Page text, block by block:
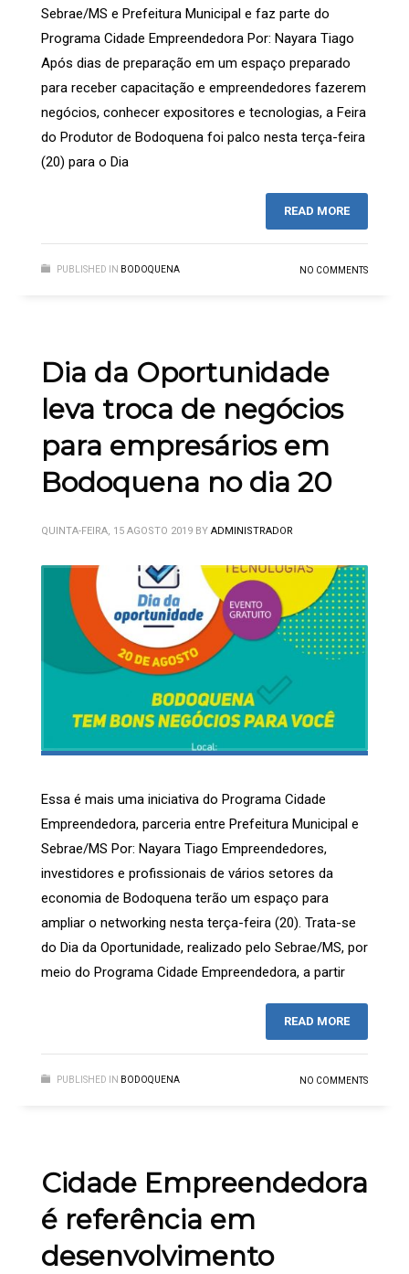
Sebrae/MS e Prefeitura Municipal e faz parte do
Programa Cidade Empreendedora Por: Nayara Tiago
Após dias de preparação em um espaço preparado
para receber capacitação e empreendedores fazerem
negócios, conhecer expositores e tecnologias, a Feira
do Produtor de Bodoquena foi palco nesta terça-feira
(20) para o Dia
READ MORE
PUBLISHED IN BODOQUENA NO COMMENTS
Dia da Oportunidade
leva troca de negócios
para empresários em
Bodoquena no dia 20
QUINTA-FEIRA, 15 AGOSTO 2019 BY ADMINISTRADOR
Essa é mais uma iniciativa do Programa Cidade
Empreendedora, parceria entre Prefeitura Municipal e
Sebrae/MS Por: Nayara Tiago Empreendedores,
investidores e profissionais de vários setores da
economia de Bodoquena terão um espaço para
ampliar o networking nesta terça-feira (20). Trata-se
do Dia da Oportunidade, realizado pelo Sebrae/MS, por
meio do Programa Cidade Empreendedora, a partir
READ MORE
PUBLISHED IN BODOQUENA NO COMMENTS
Cidade Empreendedora
é referência em
desenvolvimento